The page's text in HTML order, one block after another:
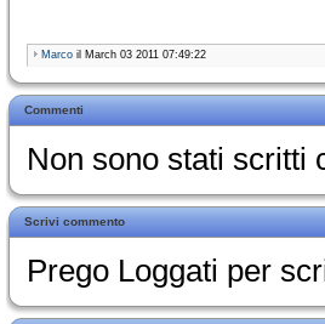
Marco il March 03 2011 07:49:22
Commenti
Non sono stati scritti
Scrivi commento
Prego Loggati per